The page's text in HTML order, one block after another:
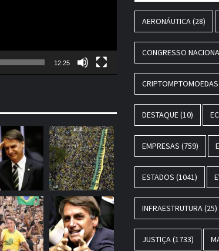
12:25
AERONÁUTICA (28)
CONGRESSO
CRIPTOMPTOMOEDAS
DESTAQUE(10)
EMPRESAS (759)
ESTADOS (1041)
INFRAESTRUTURA (25)
JUSTIÇA (1733)